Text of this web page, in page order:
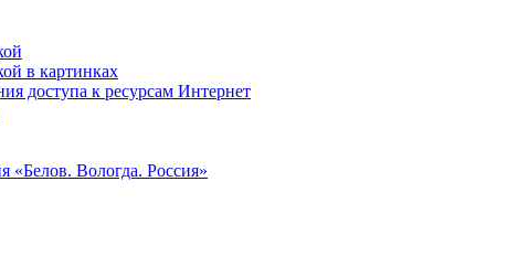
в картинках
доступа к ресурсам Интернет
«Белов. Вологда. Россия»